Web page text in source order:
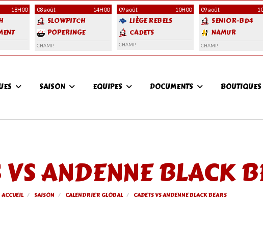
18H00 08 août 14H00
SLOWPITCH
POPERINGE
FRONTLINERS
CHAMP.
09 août 10H00
LIÈGE REBELS
CADETS
CHAMP.
09 août
SENIOR-BD4
NAMUR
ANGELS 4
CHAMP.
SAISON EQUIPES DOCUMENTS BOUTIQUES
VS ANDENNE BLACK
ACCUEIL SAISON CALENDRIER GLOBAL CADETS VS ANDENNE BLACK BEARS